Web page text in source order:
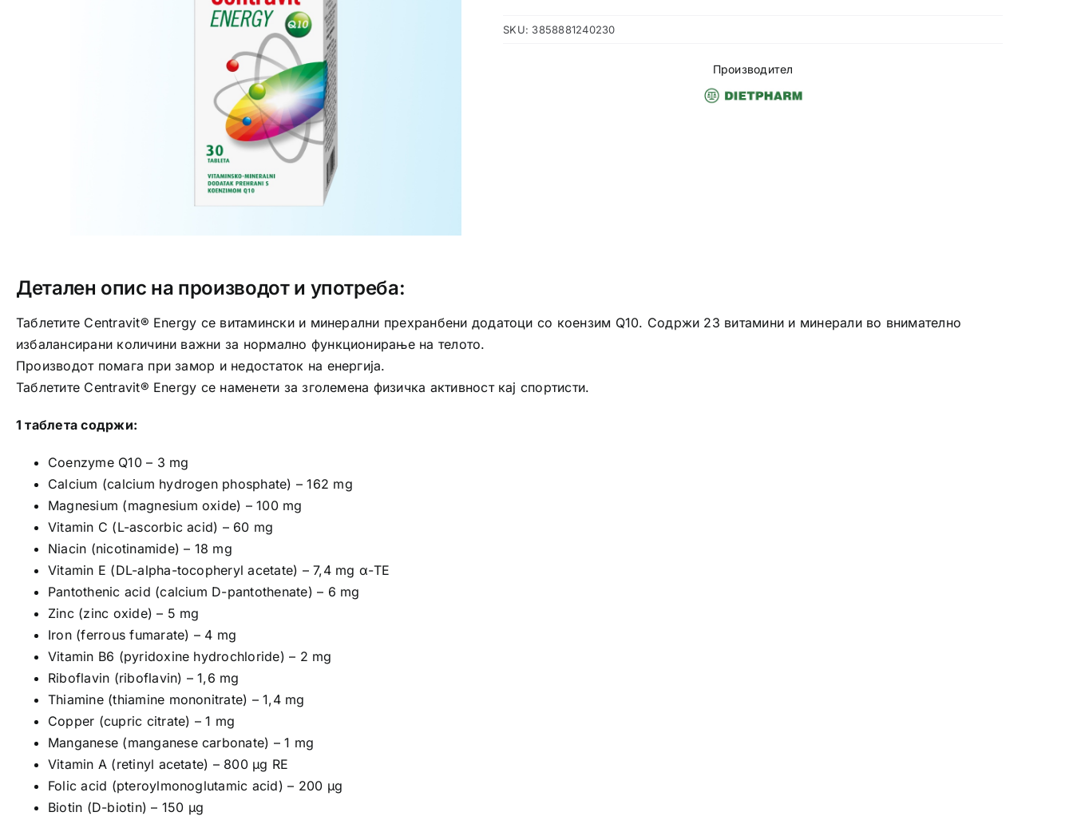
таблети
SKU: 3858881240230
Производител
Детален опис на производот и употреба:
Таблетите Centravit® Energy се витамински и минерални прехранбени додатоци со коензим Q10. Содржи 23 витамини и минерали во внимателно
избалансирани количини важни за нормално функционирање на телото.
Производот помага при замор и недостаток на енергија.
Таблетите Centravit® Energy се наменети за зголемена физичка активност кај спортисти.
1 таблета содржи:
Coenzyme Q10 – 3 mg
Calcium (calcium hydrogen phosphate) – 162 mg
Magnesium (magnesium oxide) – 100 mg
Vitamin C (L-ascorbic acid) – 60 mg
Niacin (nicotinamide) – 18 mg
Vitamin E (DL-alpha-tocopheryl acetate) – 7,4 mg α-TE
Pantothenic acid (calcium D-pantothenate) – 6 mg
Zinc (zinc oxide) – 5 mg
Iron (ferrous fumarate) – 4 mg
Vitamin B6 (pyridoxine hydrochloride) – 2 mg
Riboflavin (riboflavin) – 1,6 mg
Thiamine (thiamine mononitrate) – 1,4 mg
Copper (cupric citrate) – 1 mg
Manganese (manganese carbonate) – 1 mg
Vitamin A (retinyl acetate) – 800 μg RE
Folic acid (pteroylmonoglutamic acid) – 200 μg
Biotin (D-biotin) – 150 μg